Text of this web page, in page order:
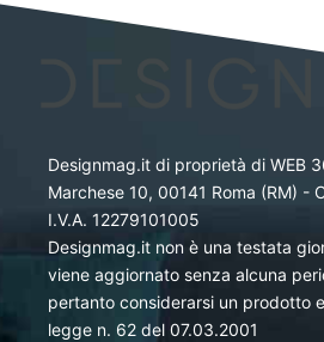
Designmag.it di proprietà di WEB
Marchese 10, 00141 Roma (RM) -
I.V.A. 12279101005
Designmag.it non è una testata
viene aggiornato senza alcuna
pertanto considerarsi un prodotto
legge n. 62 del 07.03.2001